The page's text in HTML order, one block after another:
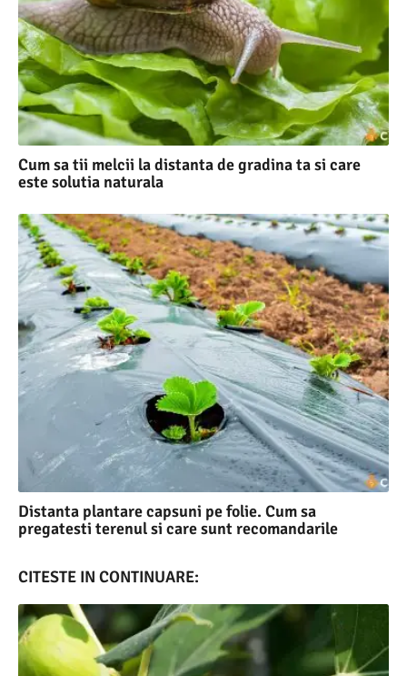
Cum sa tii melcii la distanta de gradina ta si care
este solutia naturala
Distanta plantare capsuni pe folie. Cum sa
pregatesti terenul si care sunt recomandarile
CITESTE IN CONTINUARE: